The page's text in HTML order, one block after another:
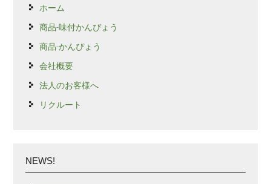
ホーム
商品-味付かんぴょう
商品-かんぴょう
会社概要
法人のお客様へ
リクルート
NEWS!